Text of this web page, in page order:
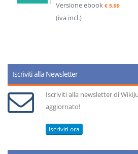
Versione ebook € 5,99
(iva incl.)
Iscriviti alla Newsletter
Iscriviti alla newsletter di
aggiornato!
Iscriviti ora